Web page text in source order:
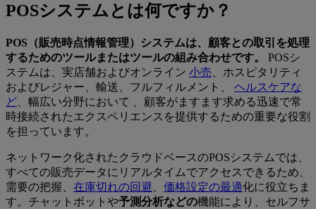
POSシステムとは何ですか？
POS（販売時点情報管理）システムは、顧客との取引を処理
するためのツールまたはツールの組み合わせです。
POSシ
ステムは、実店舗およびオンライン 小売 、ホスピタリティ
およびレジャー、輸送、フルフィルメント、 ヘルスケアな
ど 、幅広い分野において 、顧客がますます求める迅速で常
時接続されたエクスペリエンスを提供するための重要な役割
を担っています。
ネットワーク化されたクラウドベースのPOSシステムでは、
すべての販売データにリアルタイムでアクセスできるため、
需要の把握、 在庫切れの回避 価格設定の最適化に役立ちま
す。チャットボットや予測分析などの機能により、セルフサ